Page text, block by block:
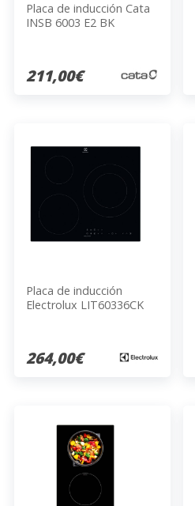
Placa de inducción Cata
INSB 6003 E2 BK
211,00€
Placa de inducción
Electrolux LIT60336CK
264,00€